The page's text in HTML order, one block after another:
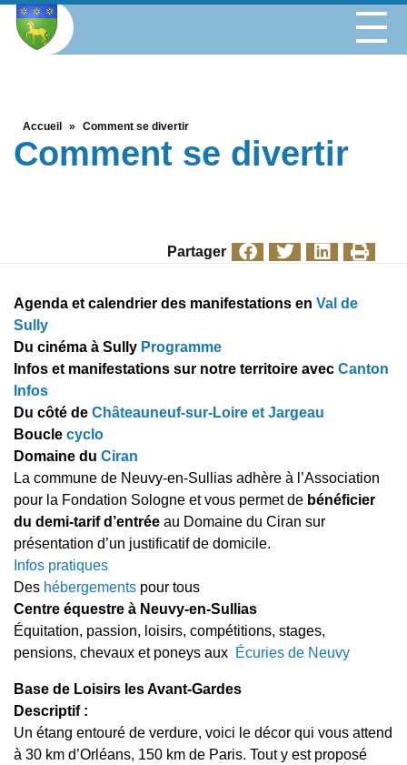
Accueil » Comment se divertir
Comment se divertir
Partager
Agenda et calendrier des manifestations en Val de
Sully
Du cinéma à Sully Programme
Infos et manifestations sur notre territoire avec Canton
Infos
Du côté de Châteauneuf-sur-Loire et Jargeau
Boucle cyclo
Domaine du Ciran
La commune de Neuvy-en-Sullias adhère à l’Association
pour la Fondation Sologne et vous permet de bénéficier
du demi-tarif d’entrée au Domaine du Ciran sur
présentation d’un justificatif de domicile.
Infos pratiques
Des hébergements pour tous
Centre équestre à Neuvy-en-Sullias
Équitation, passion, loisirs, compétitions, stages,
pensions, chevaux et poneys aux Écuries de Neuvy
Base de Loisirs les Avant-Gardes
Descriptif :
Un étang entouré de verdure, voici le décor qui vous attend
à 30 km d’Orléans, 150 km de Paris. Tout y est proposé